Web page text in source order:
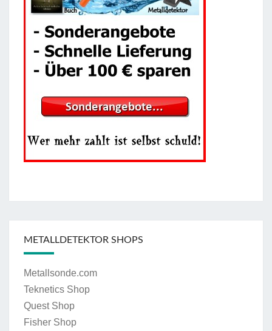
METALLDETEKTOR SHOPS
Metallsonde.com
Teknetics Shop
Quest Shop
Fisher Shop